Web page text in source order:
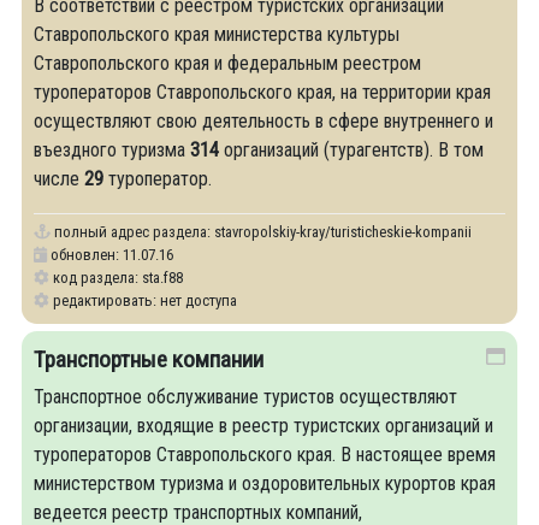
В соответствии с реестром туристских организаций
Ставропольского края министерства культуры
Ставропольского края и федеральным реестром
туроператоров Ставропольского края, на территории края
осуществляют свою деятельность в сфере внутреннего и
въездного туризма 314 организаций (турагентств). В том
числе 29 туроператор.
полный адрес раздела: stavropolskiy-kray/turisticheskie-kompanii
обновлен: 11.07.16
код раздела: sta.f88
редактировать: нет доступа
Транспортные компании
Транспортное обслуживание туристов осуществляют
организации, входящие в реестр туристских организаций и
туроператоров Ставропольского края. В настоящее время
министерством туризма и оздоровительных курортов края
ведеется реестр транспортных компаний,